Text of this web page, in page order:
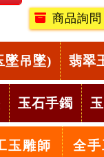
商品詢問
墜吊墜) 翡翠
玉石手鐲
玉雕師 全